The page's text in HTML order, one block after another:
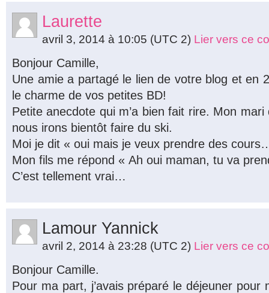
Laurette
avril 3, 2014 à 10:05 (UTC 2) Lier vers ce
Bonjour Camille,
Une amie a partagé le lien de votre blog et en
le charme de vos petites BD!
Petite anecdote qui m’a bien fait rire. Mon
nous irons bientôt faire du ski.
Moi je dit « oui mais je veux prendre des
Mon fils me répond « Ah oui maman, tu va
C’est tellement vrai…
Lamour Yannick
avril 2, 2014 à 23:28 (UTC 2) Lier vers ce
Bonjour Camille.
Pour ma part, j’avais préparé le déjeuner